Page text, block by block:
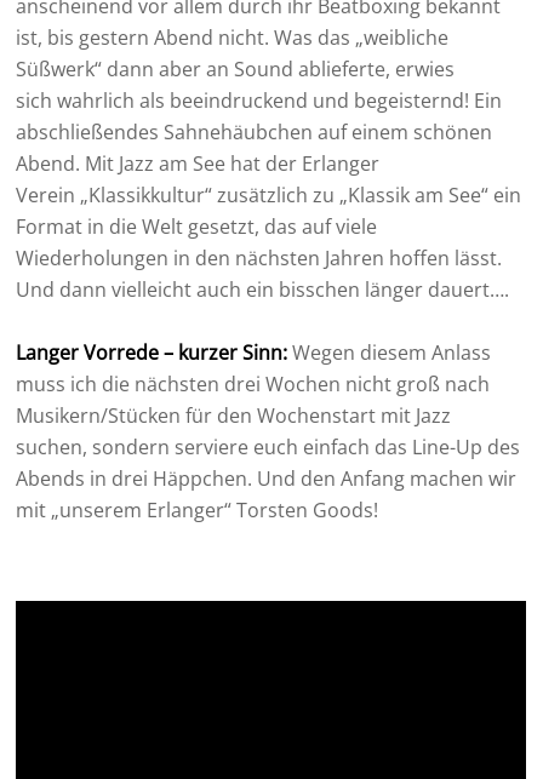
anscheinend vor allem durch ihr Beatboxing bekannt
ist, bis gestern Abend nicht. Was das „weibliche
Süßwerk“ dann aber an Sound ablieferte, erwies
sich wahrlich als beeindruckend und begeisternd! Ein
abschließendes Sahnehäubchen auf einem schönen
Abend. Mit Jazz am See hat der Erlanger
Verein „Klassikkultur“ zusätzlich zu „Klassik am See“ ein
Format in die Welt gesetzt, das auf viele
Wiederholungen in den nächsten Jahren hoffen lässt.
Und dann vielleicht auch ein bisschen länger dauert….
Langer Vorrede – kurzer Sinn:Wegen diesem Anlass
muss ich die nächsten drei Wochen nicht groß nach
Musikern/Stücken für den Wochenstart mit Jazz
suchen, sondern serviere euch einfach das Line-Up des
Abends in drei Häppchen. Und den Anfang machen wir
mit „unserem Erlanger“ Torsten Goods!